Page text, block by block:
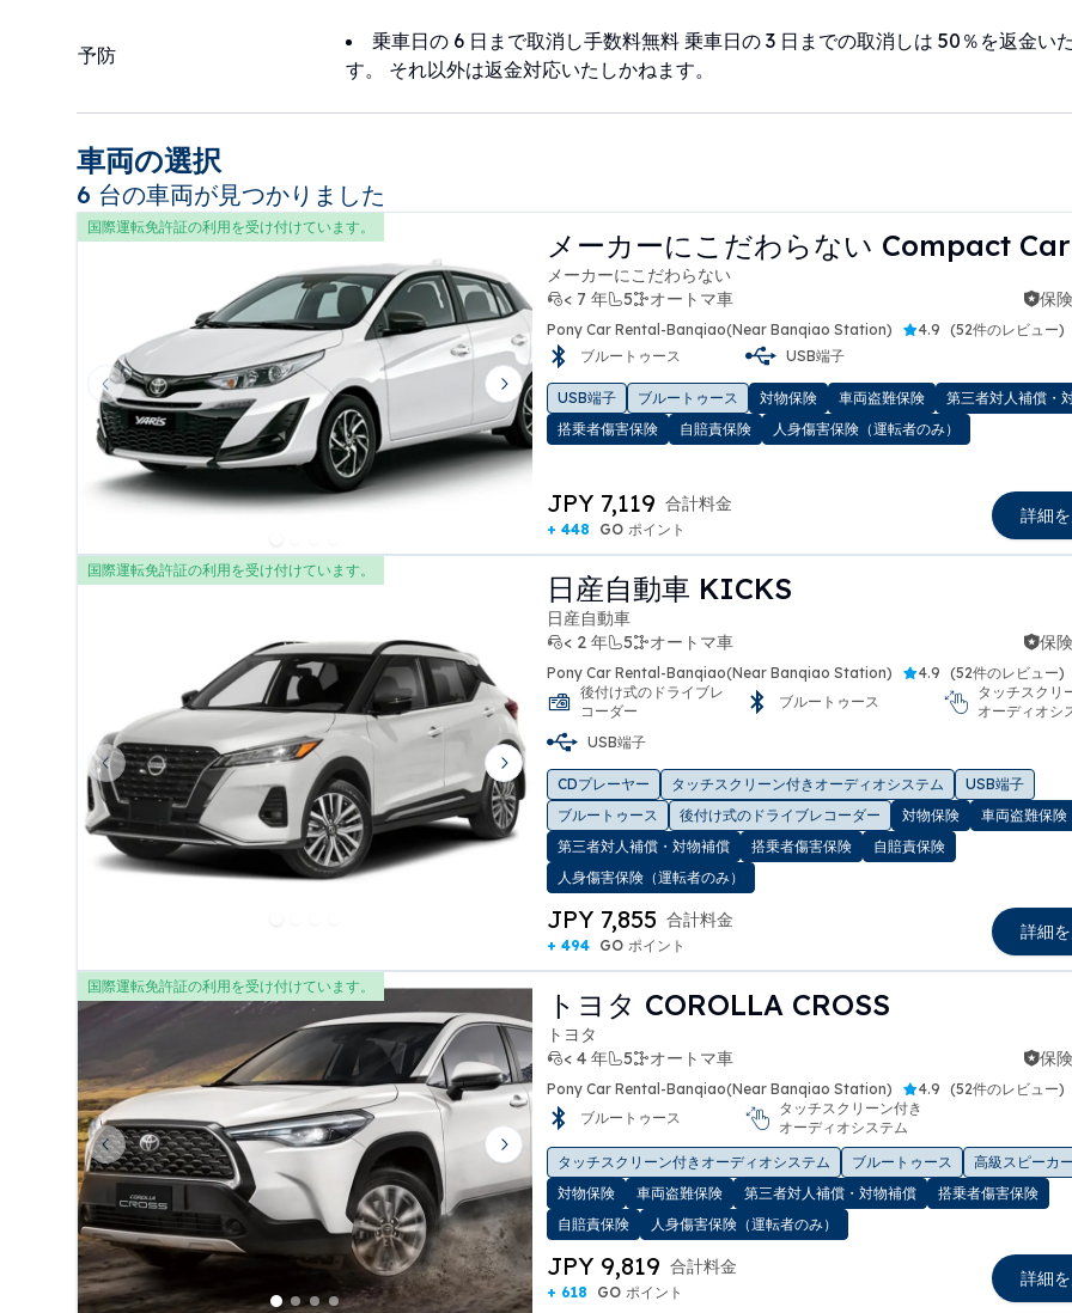
予防
乗車日の 6 日まで取消し手数料無料 乗車日の 3 日までの取消しは 50％を返金い
す。 それ以外は返金対応いたしかねます。
車両の選択
6 台の車両が見つかりました
国際運転免許証の利用を受け付けています。
Previous slide Next slide
メーカーにこだわらない Compact Car
メーカーにこだわらない
< 7 年
5 オートマ車 保
Pony Car Rental-Banqiao(Near Banqiao Station) 4.9 (52件のレビュー)
ブルートゥース
USB端子
USB端子 ブルートゥース 対物保険 車両盗難保険
第三者対人補償・
搭乗者傷害保険
自賠責保険 人身傷害保険（運転者のみ）
JPY 7,119 合計料金
+ 448 GO ポイント
詳細
国際運転免許証の利用を受け付けています。
Previous slide Next slide
日産自動車 KICKS
日産自動車
< 2 年
5 オートマ車 保
Pony Car Rental-Banqiao(Near Banqiao Station) 4.9 (52件のレビュー)
後付け式のドライブレ
コーダー
ブルートゥース
タッチスクリ
オーディオシ
USB端子
CDプレーヤー タッチスクリーン付きオーディオシステム
USB端子
ブルートゥース
後付け式のドライブレコーダー 対物保険
車両盗難保険
第三者対人補償・対物補償
搭乗者傷害保険
自賠責保険
人身傷害保険（運転者のみ）
JPY 7,855 合計料金
+ 494 GO ポイント
詳細
国際運転免許証の利用を受け付けています。
Previous slide Next slide
トヨタ COROLLA CROSS
トヨタ
< 4 年
5 オートマ車 保
Pony Car Rental-Banqiao(Near Banqiao Station) 4.9 (52件のレビュー)
ブルートゥース
タッチスクリーン付き
オーディオシステム
タッチスクリーン付きオーディオシステム
ブルートゥース
高級スピーカー
対物保険
車両盗難保険 第三者対人補償・対物補償
搭乗者傷害保険
自賠責保険
人身傷害保険（運転者のみ）
JPY 9,819 合計料金
+ 618 GO ポイント
詳細